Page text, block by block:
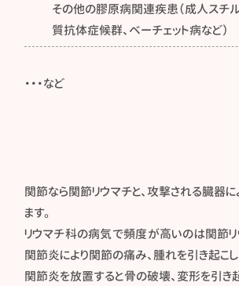
その他の膠原病関連疾患（成人スチ
質抗体症候群、ベーチェット病など）
・・・など
関節なら関節リウマチと、攻撃される臓器
ます。
リウマチ科の病気で頻度が高いのは関節リ
関節炎により関節の痛み、腫れを引き起こし
関節炎を放置すると骨の破壊、変形を引き